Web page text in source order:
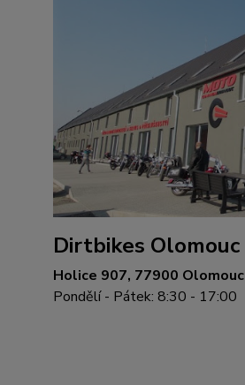
Dirtbikes Olomouc
Holice 907, 77900 Olomouc
Pondělí - Pátek: 8:30 - 17:00